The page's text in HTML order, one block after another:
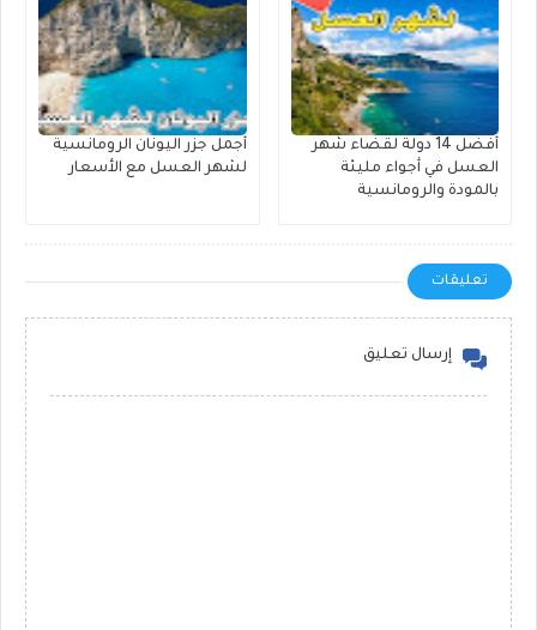
أفضل 14 دولة لقضاء شهر
العسل في أجواء مليئة
بالمودة والرومانسية
أجمل جزر اليونان الرومانسية
لشهر العسل مع الأسعار
تعليقات
إرسال تعليق